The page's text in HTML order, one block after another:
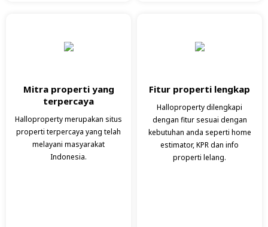
Mitra properti yang
terpercaya
Halloproperty merupakan situs
properti terpercaya yang telah
melayani masyarakat
Indonesia.
Fitur properti lengkap
Halloproperty dilengkapi
dengan fitur sesuai dengan
kebutuhan anda seperti home
estimator, KPR dan info
properti lelang.